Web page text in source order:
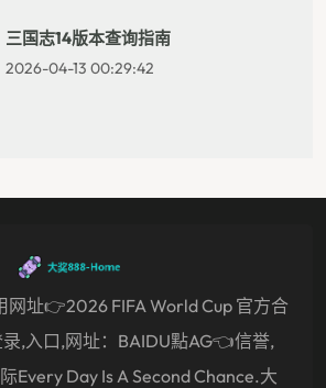
三国志14版本查询指南
2026-04-13 00:29:42
网址👉2026 FIFA World Cup 官方合
,入口,网址：BAIDU點AG👈信誉,
Every Day Is A Second Chance.大